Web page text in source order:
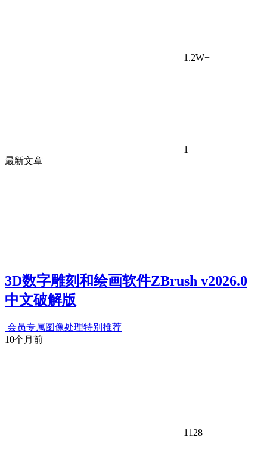
1.2W+
1
最新文章
3D数字雕刻和绘画软件ZBrush v2026.0
中文破解版
会员专属图像处理特别推荐
10个月前
1128